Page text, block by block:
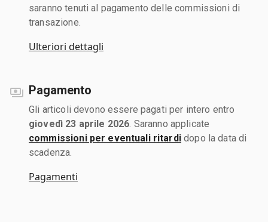
saranno tenuti al pagamento delle commissioni di
transazione.
Ulteriori dettagli
Pagamento
Gli articoli devono essere pagati per intero entro
giovedì 23 aprile 2026 . Saranno applicate
commissioni per eventuali ritardidopo la data di
scadenza.
Pagamenti